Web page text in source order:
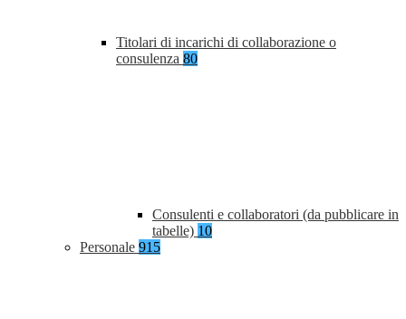
Titolari di incarichi di collaborazione o
consulenza 80
Consulenti e collaboratori (da pubblicare in
tabelle) 10
Personale 915